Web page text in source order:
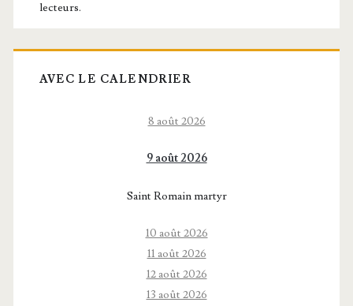
lecteurs.
AVEC LE CALENDRIER
8 août 2026
9 août 2026
Saint Romain martyr
10 août 2026
11 août 2026
12 août 2026
13 août 2026